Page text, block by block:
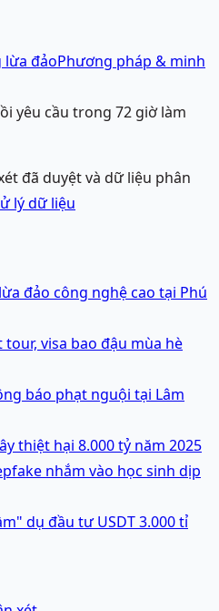
lừa đảoPhương pháp & minh
yêu cầu trong 72 giờ làm
đã duyệt và dữ liệu phân
lý dữ liệu
đảo công nghệ cao tại Phú
visa bao đậu mùa hè
báo phạt nguội tại Lâm
thiệt hại 8.000 tỷ năm 2025
nhắm vào học sinh dịp
dụ đầu tư USDT 3.000 tỉ